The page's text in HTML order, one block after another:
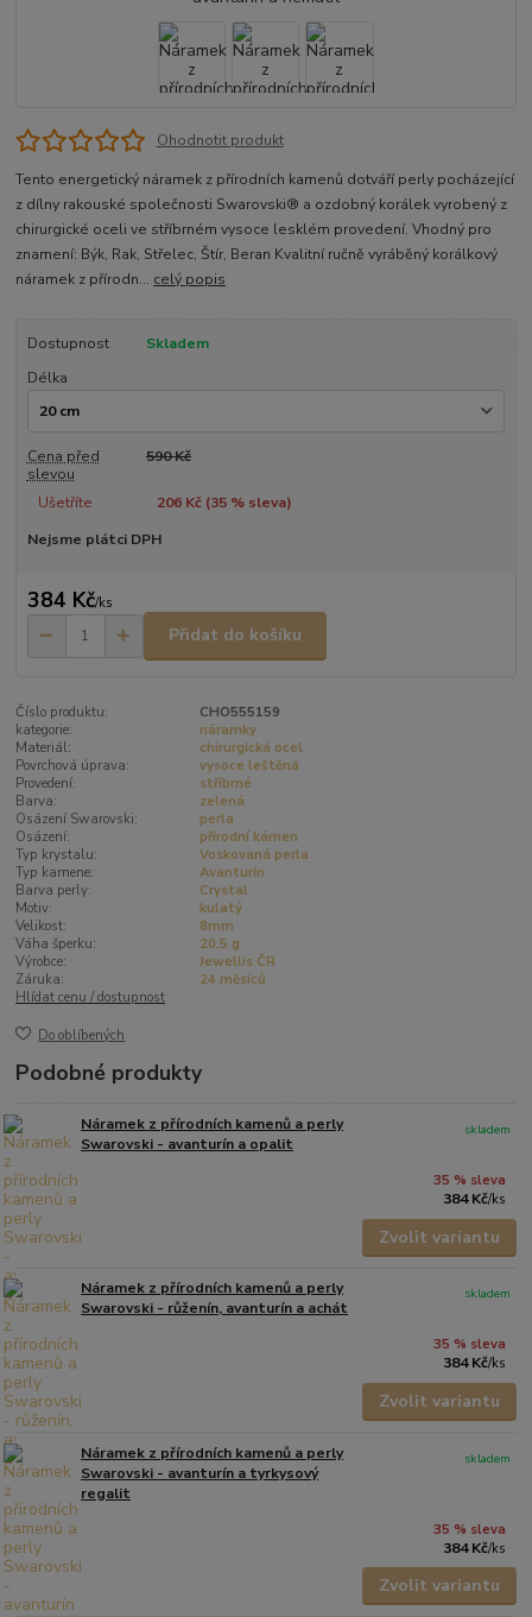
Ohodnotit produkt
Tento energetický náramek z přírodních kamenů dotváří perly pocházející
z dílny rakouské společnosti Swarovski® a ozdobný korálek vyrobený z
chirurgické oceli ve stříbrném vysoce lesklém provedení. Vhodný pro
znamení: Býk, Rak, Střelec, Štír, Beran Kvalitní ručně vyráběný korálkový
náramek z přírodn... celý popis
Dostupnost
Skladem
Délka
Cena před
slevou
590 Kč
Ušetříte 206 Kč (35% sleva)
Nejsme plátci DPH
384 Kč/ks
Přidat do košíku
Číslo produktu:
CHO555159
kategorie:
náramky
Materiál:
chirurgická ocel
Povrchová úprava:
vysoce leštěná
Provedení:
stříbrné
Barva:
zelená
Osázení Swarovski:
perla
Osázení:
přírodní kámen
Typ krystalu:
Voskovaná perla
Typ kamene:
Avanturín
Barva perly:
Crystal
Motiv:
kulatý
Velikost:
8mm
Váha šperku:
20,5 g
Výrobce:
Jewellis ČR
Záruka:
24 měsíců
Hlídat cenu / dostupnost
Do oblíbených
Podobné produkty
Náramek z přírodních kamenů a perly
Swarovski - avanturín a opalit
35 % sleva
384 Kč/ks
skladem
Zvolit variantu
Náramek z přírodních kamenů a perly
Swarovski - růženín, avanturín a achát
35 % sleva
384 Kč/ks
skladem
Zvolit variantu
Náramek z přírodních kamenů a perly
Swarovski - avanturín a tyrkysový
regalit
35 % sleva
384 Kč/ks
skladem
Zvolit variantu